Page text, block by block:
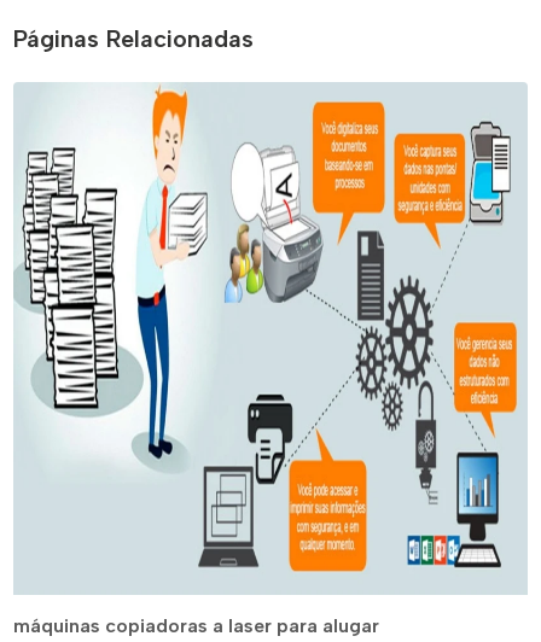
Páginas Relacionadas
máquinas copiadoras a laser para alugar